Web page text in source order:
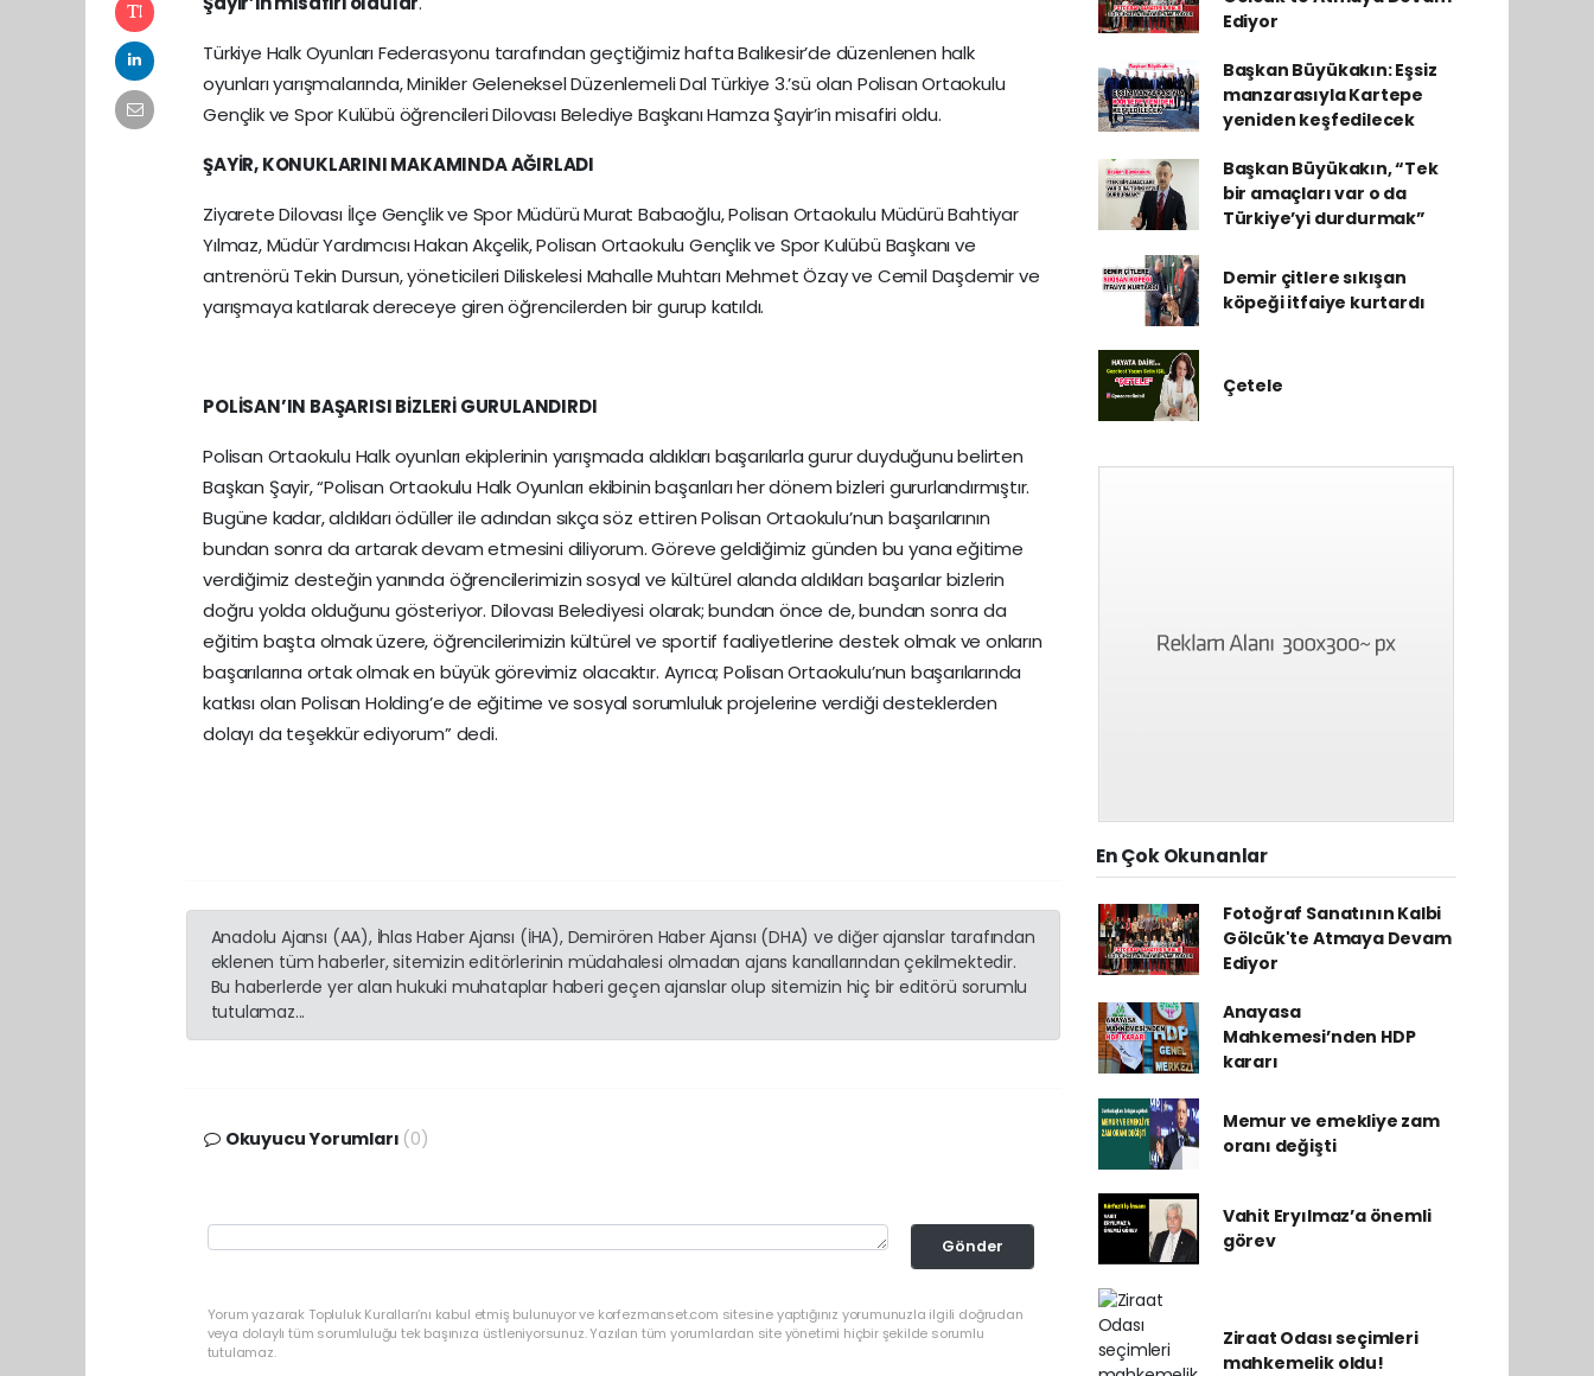
Türkiye Halk Oyunları Federasyonu tarafından geçtiğimiz hafta Balıkesir’de düzenlenen halk
oyunları yarışmalarında, Minikler Geleneksel Düzenlemeli Dal Türkiye 3.’sü olan Polisan Ortaokulu
Gençlik ve Spor Kulübü öğrencileri Dilovası Belediye Başkanı Hamza Şayir’in misafiri oldu.
ŞAYİR, KONUKLARINI MAKAMINDA AĞIRLADI
Ziyarete Dilovası İlçe Gençlik ve Spor Müdürü Murat Babaoğlu, Polisan Ortaokulu Müdürü Bahtiyar
Yılmaz, Müdür Yardımcısı Hakan Akçelik, Polisan Ortaokulu Gençlik ve Spor Kulübü Başkanı ve
antrenörü Tekin Dursun, yöneticileri Diliskelesi Mahalle Muhtarı Mehmet Özay ve Cemil Daşdemir ve
yarışmaya katılarak dereceye giren öğrencilerden bir gurup katıldı.
POLİSAN’IN BAŞARISI BİZLERİ GURULANDIRDI
Polisan Ortaokulu Halk oyunları ekiplerinin yarışmada aldıkları başarılarla gurur duyduğunu belirten
Başkan Şayir, “Polisan Ortaokulu Halk Oyunları ekibinin başarıları her dönem bizleri gururlandırmıştır.
Bugüne kadar, aldıkları ödüller ile adından sıkça söz ettiren Polisan Ortaokulu’nun başarılarının
bundan sonra da artarak devam etmesini diliyorum. Göreve geldiğimiz günden bu yana eğitime
verdiğimiz desteğin yanında öğrencilerimizin sosyal ve kültürel alanda aldıkları başarılar bizlerin
doğru yolda olduğunu gösteriyor. Dilovası Belediyesi olarak; bundan önce de, bundan sonra da
eğitim başta olmak üzere, öğrencilerimizin kültürel ve sportif faaliyetlerine destek olmak ve onların
başarılarına ortak olmak en büyük görevimiz olacaktır. Ayrıca; Polisan Ortaokulu’nun başarılarında
katkısı olan Polisan Holding’e de eğitime ve sosyal sorumluluk projelerine verdiği desteklerden
dolayı da teşekkür ediyorum” dedi.
Anadolu Ajansı (AA), İhlas Haber Ajansı (İHA), Demirören Haber Ajansı (DHA) ve diğer ajanslar tarafından
eklenen tüm haberler, sitemizin editörlerinin müdahalesi olmadan ajans kanallarından çekilmektedir.
Bu haberlerde yer alan hukuki muhataplar haberi geçen ajanslar olup sitemizin hiç bir editörü sorumlu
tutulamaz...
Okuyucu Yorumları (0)
Gönder
Yorum yazarak Topluluk Kuralları’nı kabul etmiş bulunuyor ve korfezmanset.com sitesine yaptığınız yorumunuzla ilgili doğrudan
veya dolaylı tüm sorumluluğu tek başınıza üstleniyorsunuz. Yazılan tüm yorumlardan site yönetimi hiçbir şekilde sorumlu
tutulamaz.
Ediyor
Başkan Büyükakın: Eşsiz
manzarasıyla Kartepe
yeniden keşfedilecek
Başkan Büyükakın, “Tek
bir amaçları var o da
Türkiye’yi durdurmak”
Demir çitlere sıkışan
köpeği itfaiye kurtardı
Çetele
En Çok Okunanlar
Fotoğraf Sanatının Kalbi
Gölcük'te Atmaya Devam
Ediyor
Anayasa
Mahkemesi’nden HDP
kararı
Memur ve emekliye zam
oranı değişti
Vahit Eryılmaz’a önemli
görev
Ziraat Odası seçimleri
mahkemelik oldu!